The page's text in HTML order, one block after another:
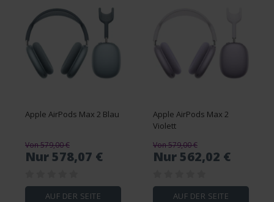
Apple AirPods Max 2 Blau
Von 579,00 €
Nur 578,07 €
AUF DER SEITE
Apple AirPods Max 2
Violett
Von 579,00 €
Nur 562,02 €
AUF DER SEITE